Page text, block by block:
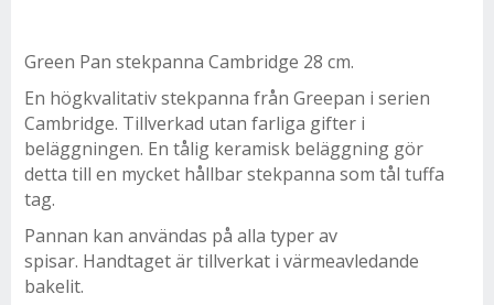
Green Pan stekpanna Cambridge 28 cm.
En högkvalitativ stekpanna från Greepan i serien
Cambridge. Tillverkad utan farliga gifter i
beläggningen. En tålig keramisk beläggning gör
detta till en mycket hållbar stekpanna som tål tuffa
tag.
Pannan kan användas på alla typer av
spisar. Handtaget är tillverkat i värmeavledande
bakelit.